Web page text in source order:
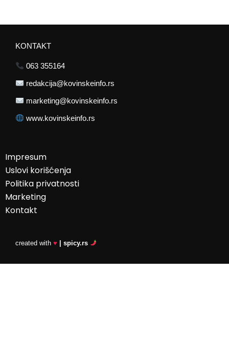
KONTAKT
063 355164
redakcija@kovinskeinfo.rs
marketing@kovinskeinfo.rs
www.kovinskeinfo.rs
Impresum
Uslovi korišćenja
Politika privatnosti
Marketing
Kontakt
created with ♥ | spicy.rs